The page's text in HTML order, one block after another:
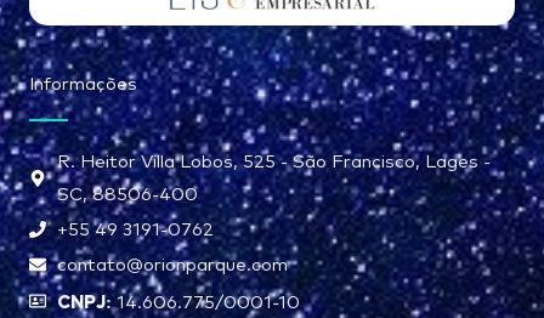
Informações
R. Heitor Villa Lobos, 525 - São Francisco, Lages -
SC, 88506-400
+55 49 3191-0762
contato@orionparque.com
CNPJ:14.606.775/0001-10